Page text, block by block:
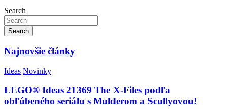
Search
Search
Najnovšie články
Ideas Novinky
LEGO® Ideas 21369 The X-Files podľa
obľúbeného seriálu s Mulderom a Scullyovou!